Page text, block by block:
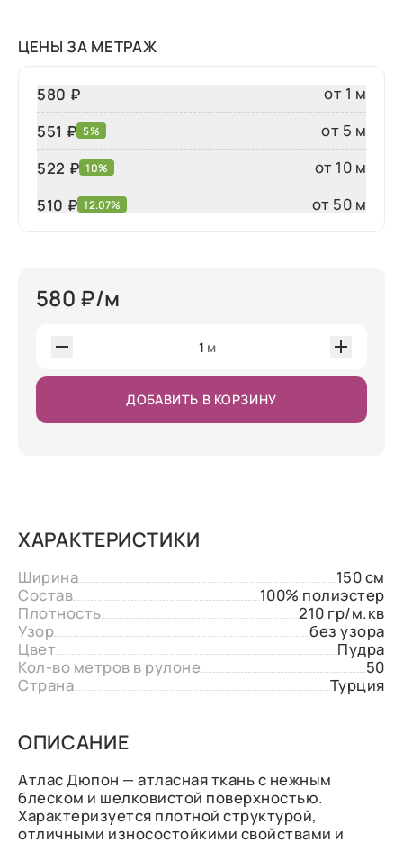
ЦЕНЫ ЗА МЕТРАЖ
580 ₽
от 1 м
551 ₽ 5%
от 5 м
522 ₽ 10%
от 10 м
510 ₽ 12.07% от 50 м
580 ₽/м
1 м
ДОБАВИТЬ В КОРЗИНУ
ХАРАКТЕРИСТИКИ
Ширина
150 см
Состав
100% полиэстер
Плотность
210 гр/м.кв
Узор
без узора
Цвет
Пудра
Кол-во метров в рулоне
50
Страна
Турция
ОПИСАНИЕ
Атлас Дюпон — атласная ткань с нежным
блеском и шелковистой поверхностью.
Характеризуется плотной структурой,
отличными износостойкими свойствами и